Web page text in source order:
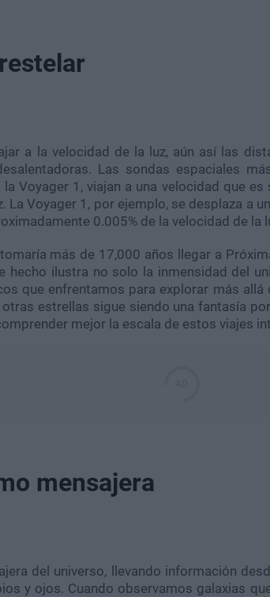
a la velocidad de la luz, aún así las
Las sondas espaciales
la Voyager 1, viajan a una velocidad que
La Voyager 1, por ejemplo, se desplaza a
0.005% de la velocidad de la
más de 17,000 años llegar a
hecho ilustra no solo la inmensidad del
que enfrentamos para explorar más allá
otras estrellas sigue siendo una fantasía
mejor la escala de estos viajes
mensajera
del universo, llevando información
y ojos. Cuando observamos galaxias